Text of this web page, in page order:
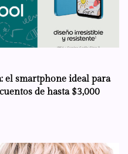
el smartphone ideal para
de hasta $3,000